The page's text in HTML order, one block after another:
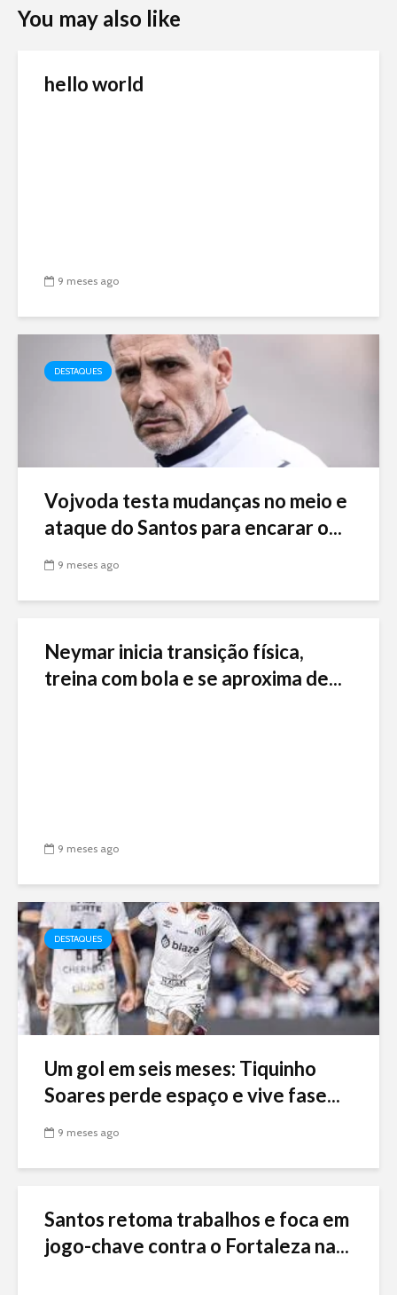
You may also like
hello world
9 meses ago
DESTAQUES
Vojvoda testa mudanças no meio e
ataque do Santos para encarar o...
9 meses ago
Neymar inicia transição física,
treina com bola e se aproxima de...
9 meses ago
DESTAQUES
Um gol em seis meses: Tiquinho
Soares perde espaço e vive fase...
9 meses ago
Santos retoma trabalhos e foca em
jogo-chave contra o Fortaleza na...